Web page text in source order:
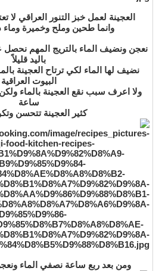
العجينة لعمل خبز التنور العراقي لا
وانما طحين وملح وخميرة وماء
نعجن ونضيف الماء بالتريج المهم
باليد قليلاً
نضيف لها الماء لكي ترتاح العجينة
البيوت العراقية
ولا اعرف سبب نقع العجينة بالماء ولكن
ساعة
كثير العجينة تتحسن
ومن بعد ربع ساعة نصفي الماء